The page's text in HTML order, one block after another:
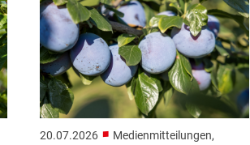
20.07.2026 ■ Medienmitteilungen,